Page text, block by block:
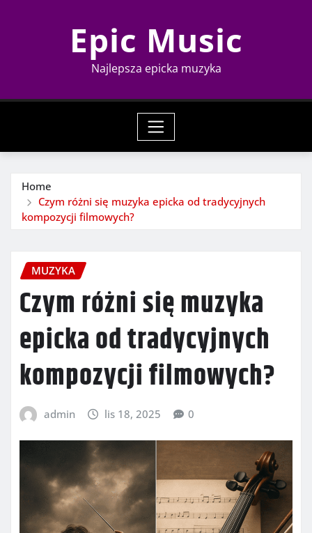
Epic Music
Najlepsza epicka muzyka
Home
Czym różni się muzyka epicka od tradycyjnych
kompozycji filmowych?
MUZYKA
Czym różni się muzyka
epicka od tradycyjnych
kompozycji filmowych?
admin lis 18, 2025 0